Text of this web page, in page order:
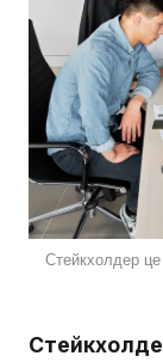
Стейкхолдер